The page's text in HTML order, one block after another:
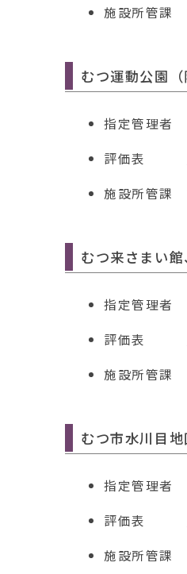
施設所管課
むつ運動公園
指定管理者
評価表
施設所管課
むつ来さまい
指定管理者
評価表
施設所管課
むつ市水川目
指定管理者
評価表
施設所管課